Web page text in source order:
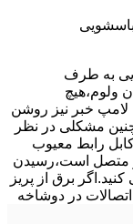
به طرف
وﻟﻮم،ﻫﯿﭻ
ﻻﻣﭗ ﺧﺒﺮ ﻧﯿﺰ روﺷﻦ
چنین مشکلی در نظر
دوﺷﺎﺧﻪ و ﯾﺎ ﮐﺎﺑﻞ راﺑﻂ ﻣﻌﯿﻮب
ﻣﺘﺼﻞ اﺳﺖ،رﺳﯿﺪن
ﺑﺮق از ﭘﺮﯾﺰ
اﺗﺼﺎﻻت در دوشاخه